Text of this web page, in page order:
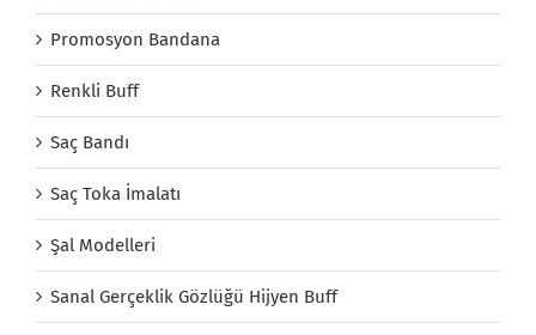
Promosyon Bandana
Renkli Buff
Saç Bandı
Saç Toka İmalatı
Şal Modelleri
Sanal Gerçeklik Gözlüğü Hijyen Buff